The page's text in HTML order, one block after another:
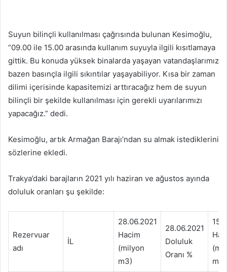
Suyun bilinçli kullanılması çağrısında bulunan Kesimoğlu,
“09.00 ile 15.00 arasında kullanım suyuyla ilgili kısıtlamaya
gittik. Bu konuda yüksek binalarda yaşayan vatandaşlarımız
bazen basınçla ilgili sıkıntılar yaşayabiliyor. Kısa bir zaman
dilimi içerisinde kapasitemizi arttıracağız hem de suyun
bilinçli bir şekilde kullanılması için gerekli uyarılarımızı
yapacağız.” dedi.
Kesimoğlu, artık Armağan Barajı’ndan su almak istediklerini
sözlerine ekledi.
Trakya’daki barajların 2021 yılı haziran ve ağustos ayında
doluluk oranları şu şekilde:
Rezervuar
adı
İL
28.06.2021
Hacim
(milyon
m3)
28.06.2021
Doluluk
Oranı %
m3)